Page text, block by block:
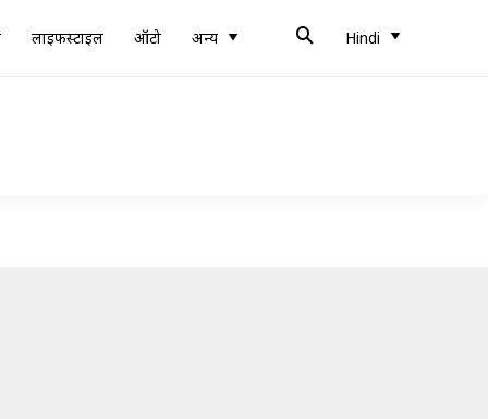
लाइफस्टाइल ऑटो अन्य Hindi